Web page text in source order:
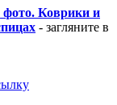
Коврики и
- загляните в